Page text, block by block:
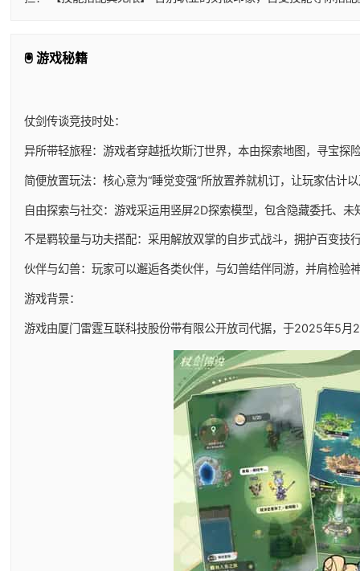
🖲️ 游戏秘籍
仗剑传谈竞技时处：
异所带轻旅程：游戏者穿越抵坎斯汀世界，本由探索地图，寻宝探
简便放置玩法：核心意为“睡觉变强”所放置养就机订，让玩家估计
自由探索与社交：游戏采运用竖屏2D探索模型，包含隐藏委托、
不是羁较量与功夫搭配：采用解放双掌的自步式战斗，拥护百变技
伙伴与幻兽：玩家可以邂逅各类伙伴，与幻兽结伴同游，并肩检验
游戏背景：
游戏由厦门雷霆互联科技股份带有限公开放司代据，于2025年5